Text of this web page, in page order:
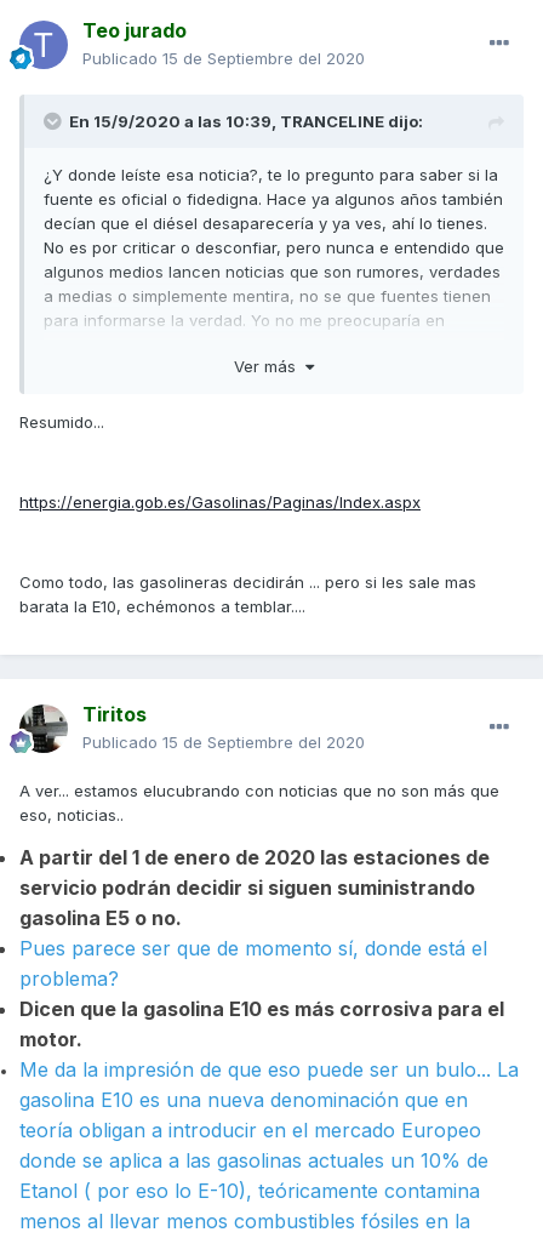
Teo jurado
Publicado 15 de Septiembre del 2020
En 15/9/2020 a las 10:39, TRANCELINE dijo:
¿Y donde leíste esa noticia?, te lo pregunto para saber si la
fuente es oficial o fidedigna. Hace ya algunos años también
decían que el diésel desaparecería y ya ves, ahí lo tienes.
No es por criticar o desconfiar, pero nunca e entendido que
algunos medios lancen noticias que son rumores, verdades
a medias o simplemente mentira, no se que fuentes tienen
para informarse la verdad. Yo no me preocuparía en
Super y ya veremos en un futuro que ocurre. Dudo mucho
hacerlo sería algo progresivo como ocurrió con la gasolina
Ver más
Resumido...
https://energia.gob.es/Gasolinas/Paginas/Index.aspx
Como todo, las gasolineras decidirán ... pero si les sale mas
barata la E10, echémonos a temblar....
Tiritos
Publicado 15 de Septiembre del 2020
A ver... estamos elucubrando con noticias que no son más que
eso, noticias..
A partir del 1 de enero de 2020 las estaciones de
servicio podrán decidir si siguen suministrando
gasolina E5 o no.
Pues parece ser que de momento sí, donde está el
problema?
Dicen que la gasolina E10 es más corrosiva para el
motor.
Me da la impresión de que eso puede ser un bulo... La
gasolina E10 es una nueva denominación que en
teoría obligan a introducir en el mercado Europeo
donde se aplica a las gasolinas actuales un 10% de
Etanol ( por eso lo E-10), teóricamente contamina
menos al llevar menos combustibles fósiles en la